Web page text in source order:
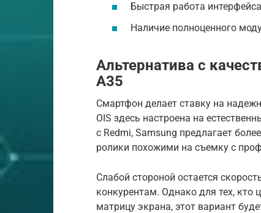
Быстрая работа
Наличие полноценного
Альтернатива с
A35
Смартфон делает ставку на
OIS здесь настроена на
с Redmi, Samsung предлагает
ролики похожими на съемку с
Слабой стороной остается
конкурентам. Однако для тех,
матрицу экрана, этот вариант